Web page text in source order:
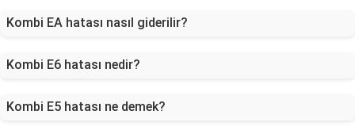
Kombi EA hatası nasıl giderilir?
Kombi E6 hatası nedir?
Kombi E5 hatası ne demek?